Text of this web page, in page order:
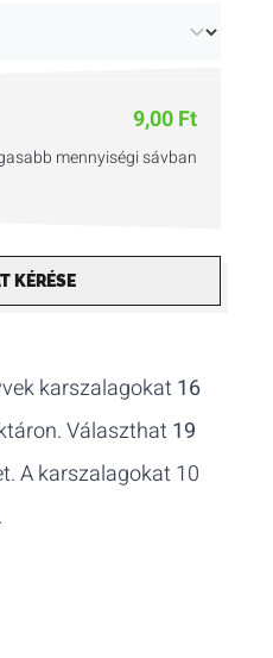
9,00 Ft
mennyiségi sávban
KÉRÉSE
karszalagokat16
Választhat19
A karszalagokat 10